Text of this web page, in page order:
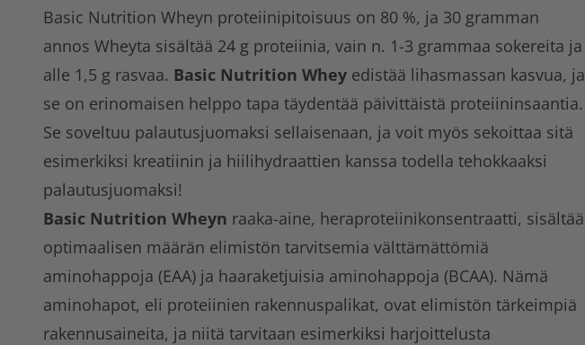
Basic Nutrition Wheyn proteiinipitoisuus on 80 %, ja 30 gramman
annos Wheyta sisältää 24 g proteiinia, vain n. 1-3 grammaa sokereita ja
alle 1,5 g rasvaa. Basic Nutrition Whey edistää lihasmassan kasvua, ja
se on erinomaisen helppo tapa täydentää päivittäistä proteiininsaantia.
Se soveltuu palautusjuomaksi sellaisenaan, ja voit myös sekoittaa sitä
esimerkiksi kreatiinin ja hiilihydraattien kanssa todella tehokkaaksi
palautusjuomaksi!
Basic Nutrition Wheyn raaka-aine, heraproteiinikonsentraatti, sisältää
optimaalisen määrän elimistön tarvitsemia välttämättömiä
aminohappoja (EAA) ja haaraketjuisia aminohappoja (BCAA). Nämä
aminohapot, eli proteiinien rakennuspalikat, ovat elimistön tärkeimpiä
rakennusaineita, ja niitä tarvitaan esimerkiksi harjoittelusta